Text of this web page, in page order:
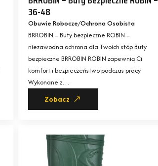
36-48
Obuwie Robocze Ochrona Osobista
BRROBIN – Buty bezpieczne ROBIN –
niezawodna ochrona dla Twoich stóp Buty
bezpieczne BRROBIN ROBIN zapewnią Ci
komfort i bezpieczeństwo podczas pracy.
Wykonane z…
Zobacz